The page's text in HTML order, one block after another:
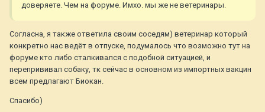
доверяете. Чем на форуме. Имхо. мы же не ветеринары.
Согласна, я также ответила своим соседям) ветеринар который
конкретно нас ведёт в отпуске, подумалось что возможно тут на
форуме кто либо сталкивался с подобной ситуацией, и
перепрививал собаку, тк сейчас в основном из импортных вакцин
всем предлагают Биокан.
Спасибо)